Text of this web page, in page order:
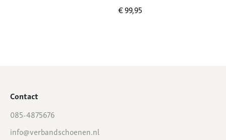
€99,95
Contact
085-4875676
info@verbandschoenen.nl